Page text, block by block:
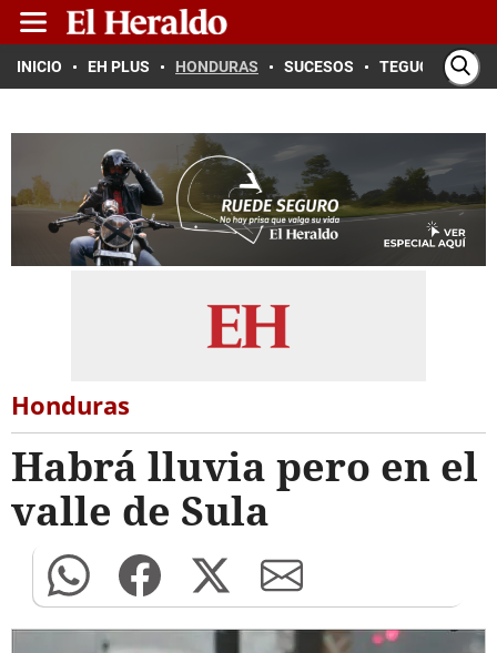
INICIO EH PLUS HONDURAS SUCESOS TEGUCIGALPA
Honduras
Habrá lluvia pero en el
valle de Sula